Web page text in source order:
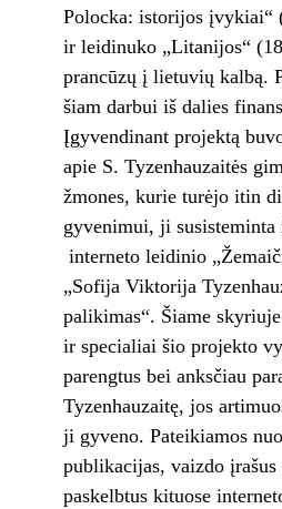
Polocka: istorijos įvykiai“
ir leidinuko „Litanijos“
prancūzų į lietuvių kalbą.
šiam darbui iš dalies
Įgyvendinant projektą
apie S. Tyzenhauzaitės
žmones, kurie turėjo itin
gyvenimui, ji susisteminta
interneto leidinio
„Sofija Viktorija
palikimas“. Šiame
ir specialiai šio projekto
parengtus bei anksčiau
Tyzenhauzaitę, jos
ji gyveno. Pateikiamos
publikacijas, vaizdo įrašus
paskelbtus kituose